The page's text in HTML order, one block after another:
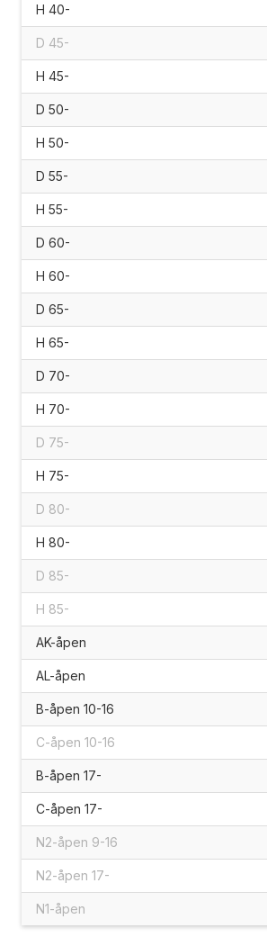
H 40-
D 45-
H 45-
D 50-
H 50-
D 55-
H 55-
D 60-
H 60-
D 65-
H 65-
D 70-
H 70-
D 75-
H 75-
D 80-
H 80-
D 85-
H 85-
AK-åpen
AL-åpen
B-åpen 10-16
C-åpen 10-16
B-åpen 17-
C-åpen 17-
N2-åpen 9-16
N2-åpen 17-
N1-åpen